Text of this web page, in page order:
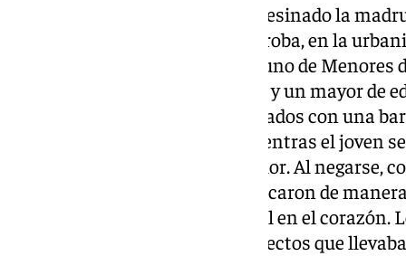
Jesús Rosado, de 18 años, fue asesinado la
en la calle Federico Moreno Torroba, en la
sentencia del Juzgado número uno de
Audiencia Provincial, un menor y un mayor de
jóvenes, abordaron a Jesús armados con una
navaja. Sobre las 3.29 horas, mientras el joven
exigieron dinero y objetos de valor. Al negarse,
y la espalda y, finalmente, lo atacaron de
provocándole una herida mortal en el corazón.
apoderarse de ninguno de los efectos que